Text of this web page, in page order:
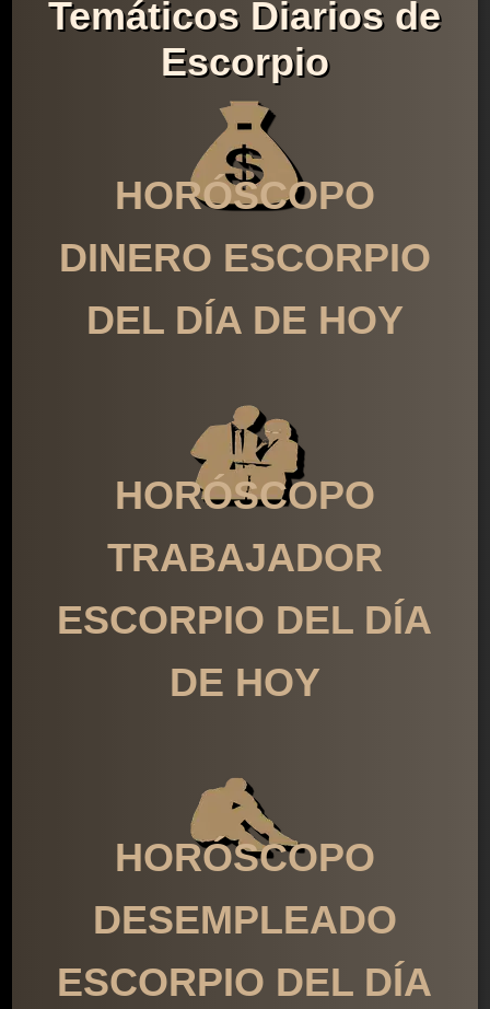
Temáticos Diarios de
Escorpio
HORÓSCOPO
DINERO ESCORPIO
DEL DÍA DE HOY
HORÓSCOPO
TRABAJADOR
ESCORPIO DEL DÍA
DE HOY
HORÓSCOPO
DESEMPLEADO
ESCORPIO DEL DÍA